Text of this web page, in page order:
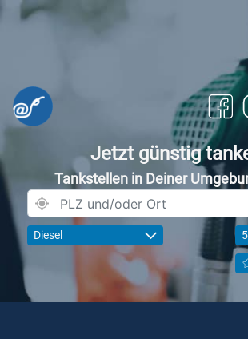
Jetzt günstig
Tankstellen in Deiner
Diesel